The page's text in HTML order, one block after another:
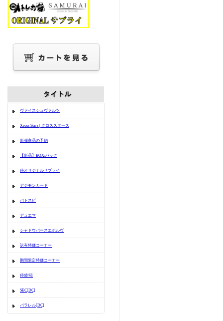
ヴァイスシュヴァルツ
Xross Stars | クロススターズ
新弾商品の予約
【新品】BOX/パック
侍オリジナルサプライ
デジモンカード
バトスピ
デュエマ
シャドウバースエボルヴ
訳有特価コーナー
期間限定特価コーナー
侍袋/箱
SEC[DC]
パラレル[DC]